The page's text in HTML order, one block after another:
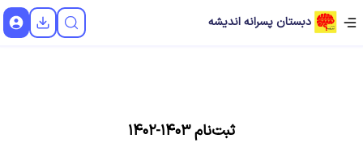
دبستان پسرانه اندیشه
ثبت‌نام ۱۴۰۳-۱۴۰۲